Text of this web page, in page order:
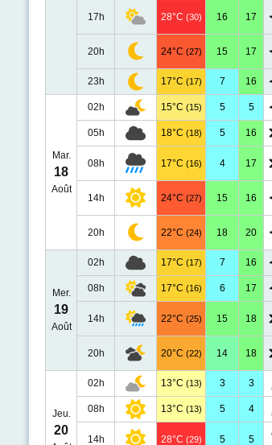
17h 28°C (30) 16 17
20h 24°C (27) 15 17
23h 17°C (17) 7 16
Mar.
18
Août
02h 15°C (15) 5 5
05h 18°C (18) 5 16
08h 17°C (16) 4 17
14h 24°C (27) 15 16
20h 22°C (24) 18 20
Mer.
19
Août
02h 17°C (17) 7 16
08h 17°C (16) 6 17
14h 22°C (25) 15 18
20h 20°C (22) 14 18
Jeu.
20
02h 13°C (13) 3 3
08h 13°C (13) 5 4
14h 28°C (29) 5 5